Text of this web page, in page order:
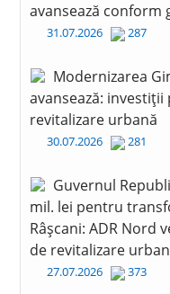
avansează conform
31.07.2026 287
Modernizarea
avansează:
revitalizare urbană
30.07.2026 281
Guvernul
mil. lei pentru
Râșcani: ADR Nord
de revitalizare
27.07.2026 373